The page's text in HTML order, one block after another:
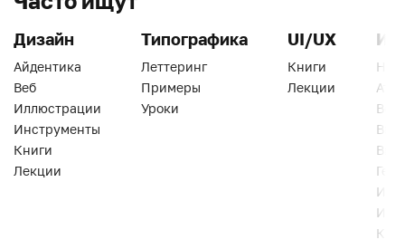
Дизайн
Айдентика
Веб
Иллюстрации
Инструменты
Книги
Лекции
Типографика
Леттеринг
Примеры
Уроки
UI/UX
Книги
Лекции
Веб